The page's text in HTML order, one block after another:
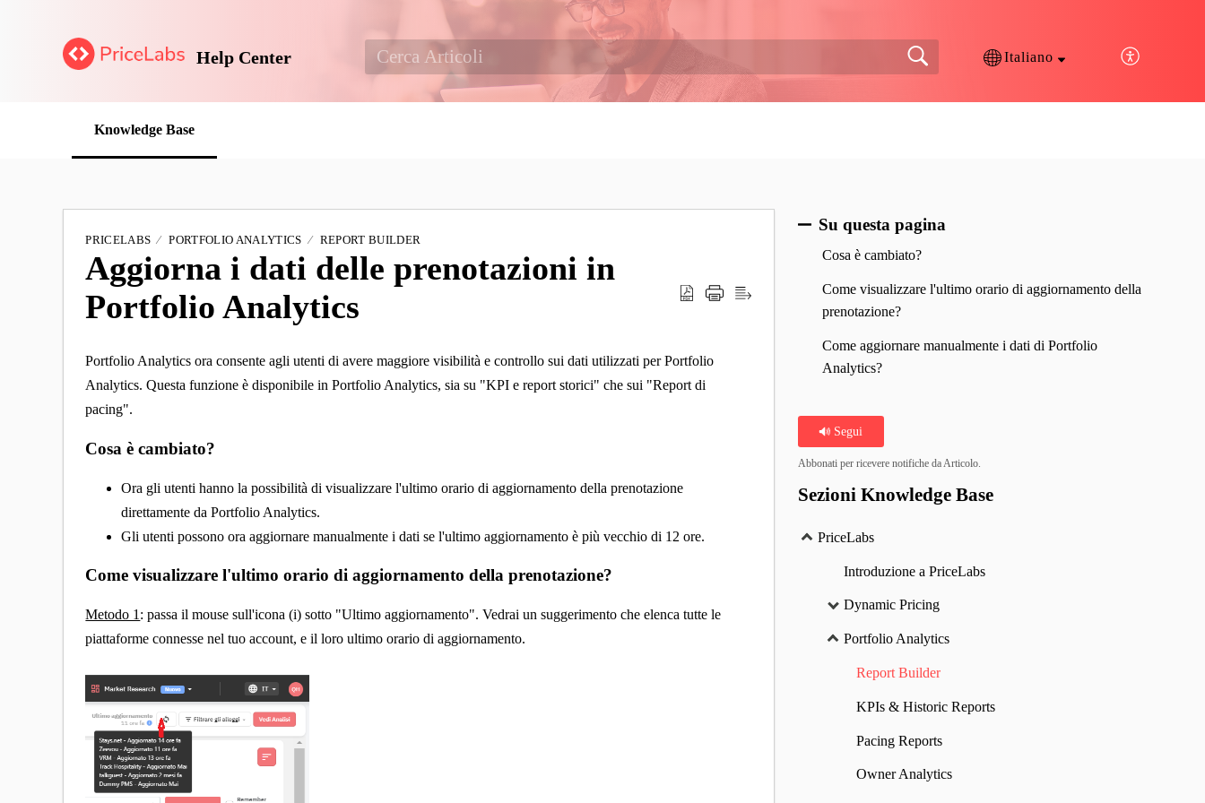
Help Center Italiano
Knowledge Base
PRICELABS PORTFOLIO ANALYTICS REPORT BUILDER
Aggiorna i dati delle prenotazioni in
Portfolio Analytics
Portfolio Analytics ora consente agli utenti di avere maggiore visibilità e controllo sui dati utilizzati per Portfolio
Analytics. Questa funzione è disponibile in Portfolio Analytics, sia su "KPI e report storici" che sui "Report di
pacing".
Cosa è cambiato?
Ora gli utenti hanno la possibilità di visualizzare l'ultimo orario di aggiornamento della prenotazione
direttamente da Portfolio Analytics.
Gli utenti possono ora aggiornare manualmente i dati se l'ultimo aggiornamento è più vecchio di 12 ore.
Come visualizzare l'ultimo orario di aggiornamento della prenotazione?
Metodo 1 : passa il mouse sull'icona (i) sotto "Ultimo aggiornamento". Vedrai un suggerimento che elenca tutte le
piattaforme connesse nel tuo account, e il loro ultimo orario di aggiornamento.
Su questa pagina
Cosa è cambiato?
Come visualizzare l'ultimo orario di aggiornamento della
prenotazione?
Come aggiornare manualmente i dati di Portfolio
Analytics?
Segui
Abbonati per ricevere notifiche da Articolo.
Sezioni Knowledge Base
PriceLabs
Introduzione a PriceLabs
Dynamic Pricing
Portfolio Analytics
Report Builder
KPIs & Historic Reports
Pacing Reports
Owner Analytics